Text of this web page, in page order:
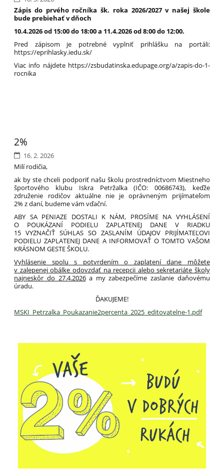
Zápis do prvého ročníka šk. roka 2026/2027 v našej škole
bude prebiehať v dňoch
10.4.2026 od 15:00 do 18:00 a 11.4.2026 od 8:00 do 12:00.
Pred zápisom je potrebné vyplniť prihlášku na portáli:
https://eprihlasky.iedu.sk/
Viac info nájdete https://zsbudatinska.edupage.org/a/zapis-do-1-
rocnika
2%
16. 2. 2026
Milí rodičia,
ak by ste chceli podporiť našu školu prostredníctvom Miestneho
športového klubu Iskra Petržalka (IČO: 00686743), keďže
združenie rodičov aktuálne nie je oprávneným prijímateľom
2% z daní, budeme vám vďační.
ABY SA PENIAZE DOSTALI K NÁM, PROSÍME NA VYHLÁSENÍ
O POUKÁZANÍ PODIELU ZAPLATENEJ DANE V RIADKU
15 VYZNAČIŤ SÚHLAS SO ZASLANÍM ÚDAJOV PRIJÍMATEĽOVI
PODIELU ZAPLATENEJ DANE A INFORMOVAŤ O TOMTO VAŠOM
KRÁSNOM GESTE ŠKOLU.
Vyhlásenie spolu s potvrdením o zaplatení dane môžete
v zalepenej obálke odovzdať na recepcii alebo sekretariáte školy
najneskôr do 27.4.2026a my zabezpečíme zaslanie daňovému
úradu.
ĎAKUJEME!
MSKI_Petrzalka_Poukazanie2percenta_2025_editovatelne-1.pdf